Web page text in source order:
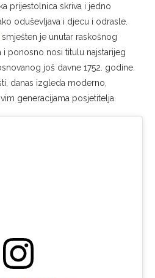
prijestolnica skriva i jedno
oduševljava i djecu i odrasle.
smješten je unutar raskošnog
ponosno nosi titulu najstarijeg
još davne 1752. godine.
danas izgleda moderno,
generacijama posjetitelja.